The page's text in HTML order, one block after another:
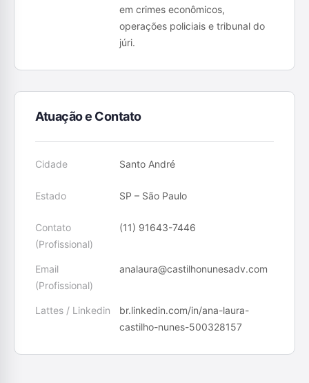
em crimes econômicos,
operações policiais e tribunal do
júri.
Atuação e Contato
Cidade Santo André
Estado SP – São Paulo
Contato
(Profissional)
(11) 91643-7446
Email
(Profissional)
analaura@castilhonunesadv.com
Lattes / Linkedin
br.linkedin.com/in/ana-laura-
castilho-nunes-500328157